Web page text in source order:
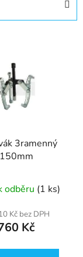
3ramenný
150mm
odběru (1 ks)
Kč bez DPH
Kč